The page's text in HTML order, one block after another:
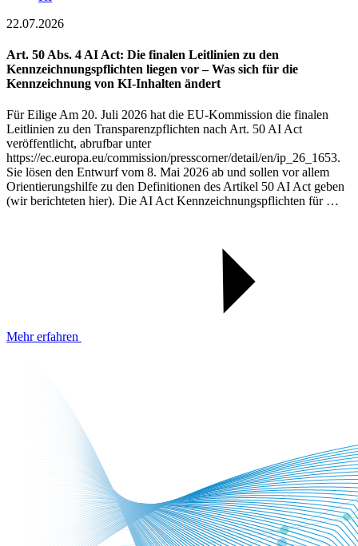
22.07.2026
Art. 50 Abs. 4 AI Act: Die finalen Leitlinien zu den
Kennzeichnungspflichten liegen vor – Was sich für die
Kennzeichnung von KI-Inhalten ändert
Für Eilige Am 20. Juli 2026 hat die EU-Kommission die finalen
Leitlinien zu den Transparenzpflichten nach Art. 50 AI Act
veröffentlicht, abrufbar unter
https://ec.europa.eu/commission/presscorner/detail/en/ip_26_1653.
Sie lösen den Entwurf vom 8. Mai 2026 ab und sollen vor allem
Orientierungshilfe zu den Definitionen des Artikel 50 AI Act geben
(wir berichteten hier). Die AI Act Kennzeichnungspflichten für …
Mehr erfahren